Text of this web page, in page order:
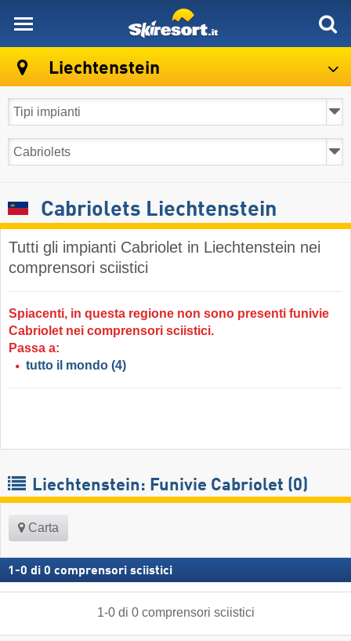
Liechtenstein
Cabriolets Liechtenstein
Tutti gli impianti Cabriolet in Liechtenstein nei
comprensori sciistici
Spiacenti, in questa regione non sono presenti funivie
Cabriolet nei comprensori sciistici.
Passa a:
tutto il mondo (4)
Liechtenstein: Funivie Cabriolet (0)
Carta
1 -0 di 0 comprensori sciistici
1-0di 0 comprensori sciistici